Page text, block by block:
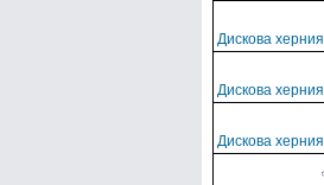
Дискова херния
Дискова херния
Дискова херния